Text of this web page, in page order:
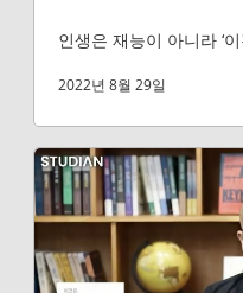
인생은 재능이 아니라 ‘
2022년 8월 29일